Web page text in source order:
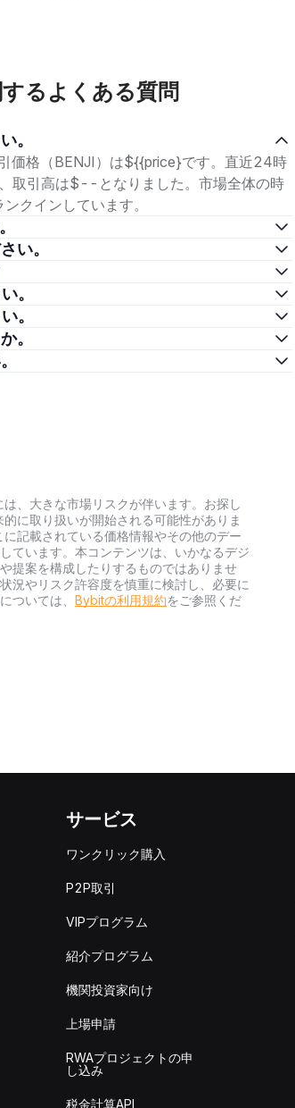
るよくある質問
。
価格（BENJI）は${{price}です。直近24時
取引高は$--となりました。市場全体の時
クインしています。
い。
。
。
。
、大きな市場リスクが伴います。お探し
に取り扱いが開始される可能性がありま
記載されている価格情報やその他のデー
ています。本コンテンツは、いかなるデジ
提案を構成したりするものではありませ
況やリスク許容度を慎重に検討し、必要に
ついては、 Bybitの利用規約をご参照くだ
サービス
ワンクリック購入
P2P取引
VIPプログラム
紹介プログラム
機関投資家向け
上場申請
RWAプロジェクトの申
し込み
税金計算API